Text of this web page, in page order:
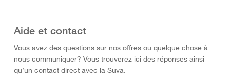
Aide et contact
Vous avez des questions sur nos offres ou quelque chose à
nous communiquer? Vous trouverez ici des réponses ainsi
qu’un contact direct avec la Suva.